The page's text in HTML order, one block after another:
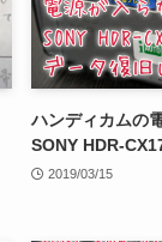
ハンディカムの
SONY HDR-
2019/03/15